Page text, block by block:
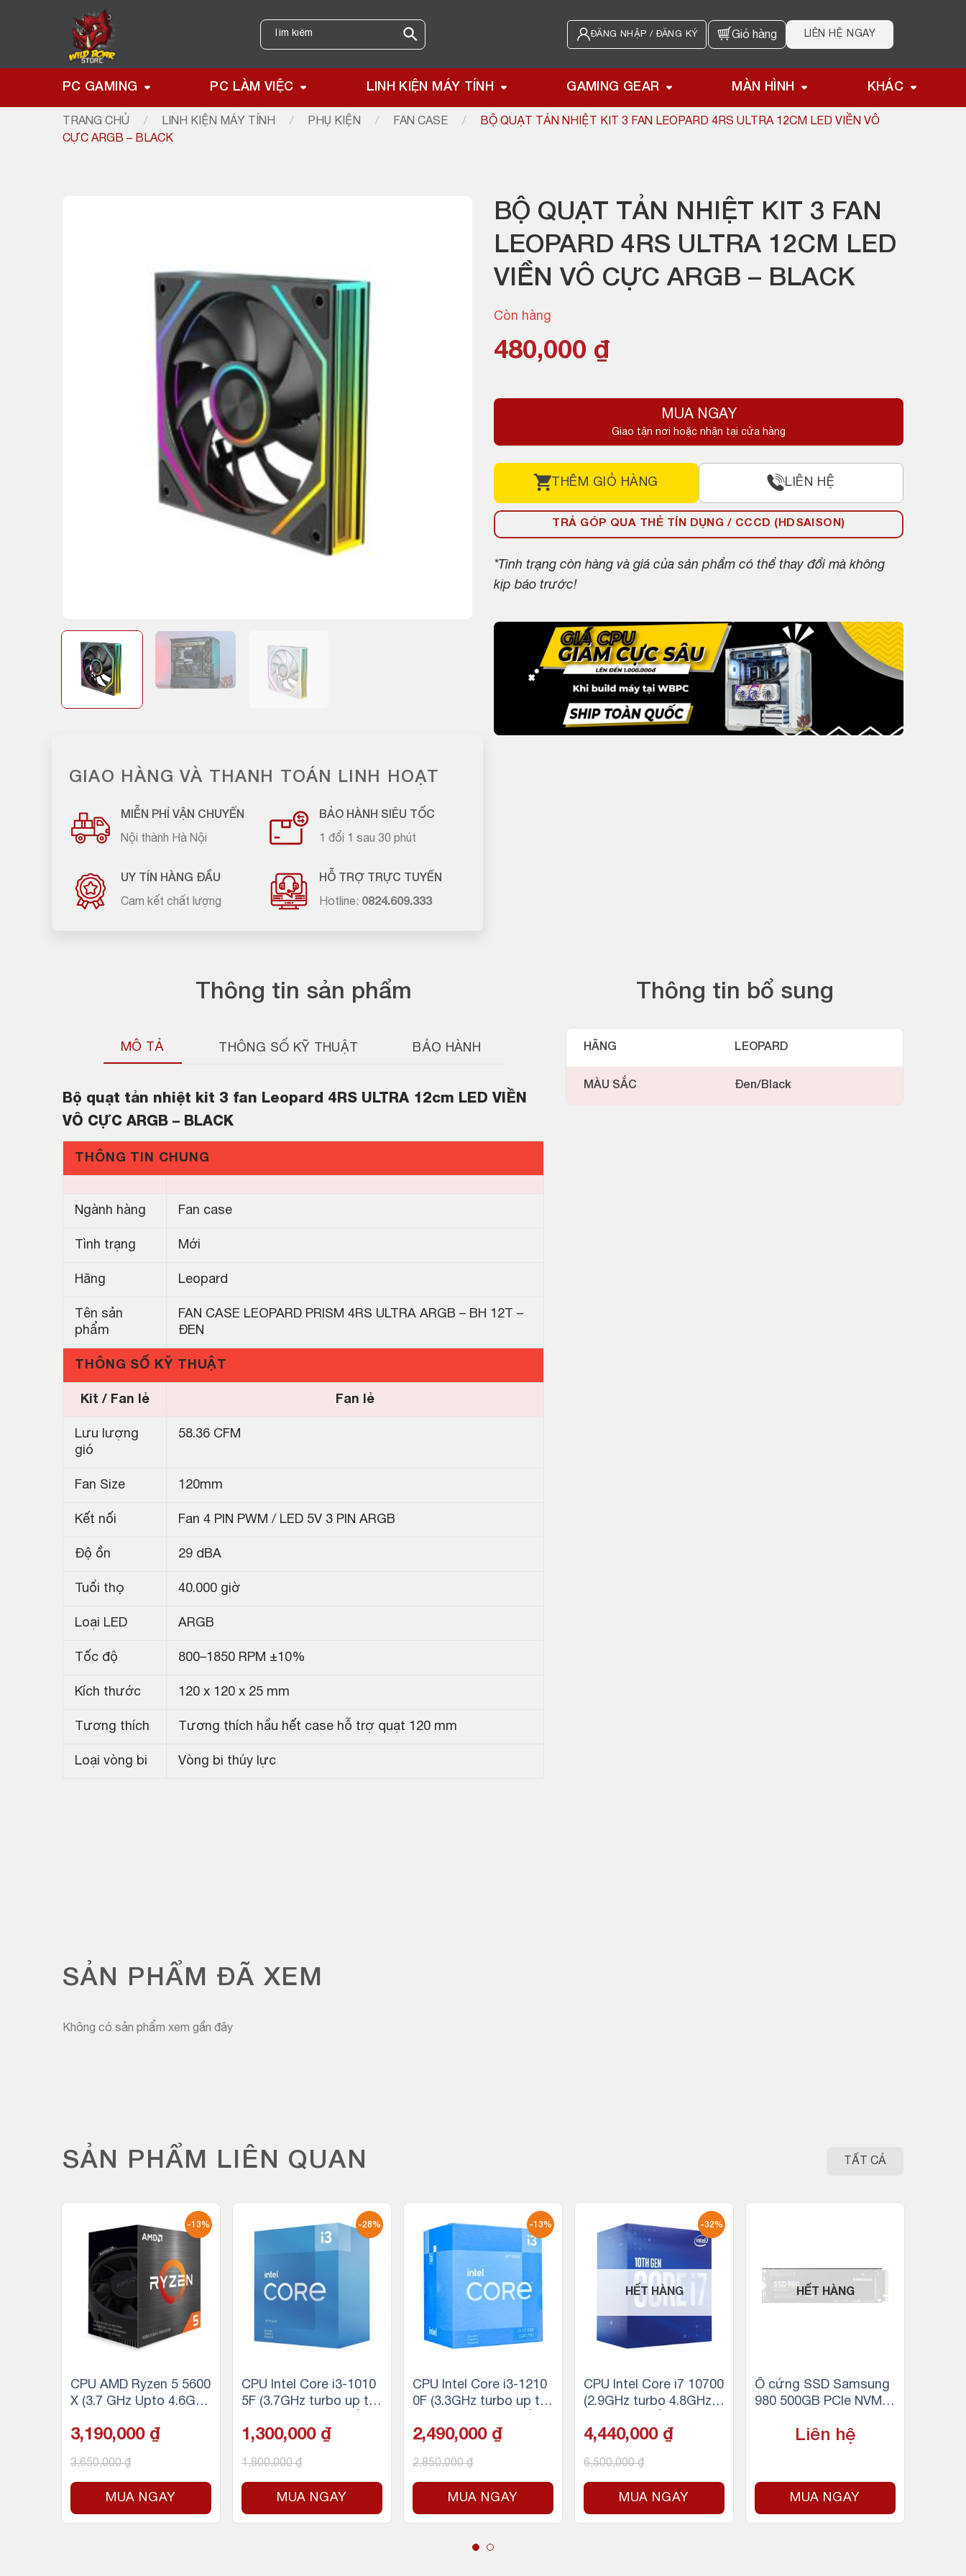
Tìm
kiếm:
ĐĂNG NHẬP / ĐĂNG KÝ Giỏ hàng LIÊN HỆ NGAY
PC GAMING PC LÀM VIỆC LINH KIỆN MÁY TÍNH GAMING GEAR MÀN HÌNH KHÁC
TRANG CHỦ / LINH KIỆN MÁY TÍNH / PHỤ KIỆN / FAN CASE /
BỘ QUẠT TẢN NHIỆT KIT 3 FAN LEOPARD 4RS ULTRA 12CM LED VIỀN VÔ
CỰC ARGB – BLACK
GIAO HÀNG VÀ THANH TOÁN LINH HOẠT
MIỄN PHÍ VẬN CHUYỂN
Nội thành Hà Nội
BẢO HÀNH SIÊU TỐC
1 đổi 1 sau 30 phút
UY TÍN HÀNG ĐẦU
Cam kết chất lượng
HỖ TRỢ TRỰC TUYẾN
Hotline: 0824.609.333
BỘ QUẠT TẢN NHIỆT KIT 3 FAN
LEOPARD 4RS ULTRA 12CM LED
VIỀN VÔ CỰC ARGB – BLACK
Còn hàng
480,000 ₫
MUA NGAY
Giao tận nơi hoặc nhận tại cửa hàng
THÊM GIỎ HÀNG LIÊN HỆ
TRẢ GÓP QUA THẺ TÍN DỤNG / CCCD (HDSAISON)
*Tình trạng còn hàng và giá của sản phẩm có thể thay đổi mà không
kịp báo trước!
Thông tin sản phẩm
MÔ TẢ THÔNG SỐ KỸ THUẬT BẢO HÀNH
Bộ quạt tản nhiệt kit 3 fan Leopard 4RS ULTRA 12cm LED VIỀN
VÔ CỰC ARGB – BLACK
THÔNG TIN CHUNG
Ngành hàng Fan case
Tình trạng Mới
Hãng Leopard
Tên sản
phẩm
FAN CASE LEOPARD PRISM 4RS ULTRA ARGB – BH 12T –
ĐEN
THÔNG SỐ KỸ THUẬT
Kit / Fan lẻ Fan lẻ
Lưu lượng
gió
58.36 CFM
Fan Size 120mm
Kết nối Fan 4 PIN PWM / LED 5V 3 PIN ARGB
Độ ồn 29 dBA
Tuổi thọ 40.000 giờ
Loại LED ARGB
Tốc độ 800–1850 RPM ±10%
Kích thước 120 x 120 x 25 mm
Tương thích Tương thích hầu hết case hỗ trợ quạt 120 mm
Loại vòng bi Vòng bi thủy lực
Thông tin bổ sung
HÃNG LEOPARD
MÀU SẮC Đen/Black
SẢN PHẨM ĐÃ XEM
Không có sản phẩm xem gần đây
SẢN PHẨM LIÊN QUAN TẤT CẢ
-13%
CPU AMD Ryzen 5 5600
X (3.7 GHz Upto 4.6GHz
reads / 65W / Socket A
3,190,000 ₫
3,650,000₫
MUA NGAY
-28%
CPU Intel Core i3-1010
5F (3.7GHz turbo up to
6MB Cache, 65W)
1,300,000 ₫
1,800,000₫
MUA NGAY
-13%
CPU Intel Core i3-1210
0F (3.3GHz turbo up to
12MB Cache, 58W)
2,490,000 ₫
2,850,000₫
MUA NGAY
-32%
HẾT HÀNG
CPU Intel Core i7 10700
(2.9GHz turbo 4.8GHz |
Cache | 65W)
4,440,000 ₫
6,500,000₫
MUA NGAY
HẾT HÀNG
Ổ cứng SSD Samsung
980 500GB PCIe NVMe
Ghi 2600MB/s)
Liên hệ
MUA NGAY